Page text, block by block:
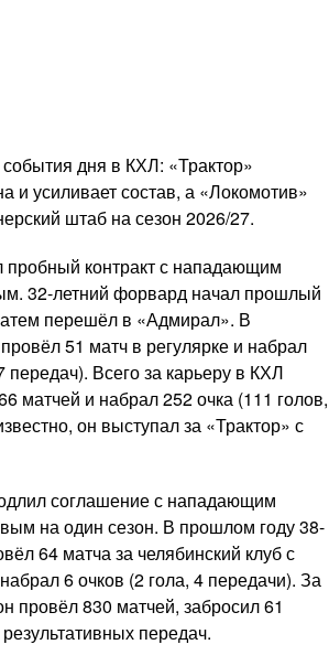
дня в КХЛ: «Трактор»
и усиливает состав, а «Локомотив»
штаб на сезон 2026/27.
пробный контракт с нападающим
32-летний форвард начал прошлый
перешёл в «Адмирал». В
51 матч в регулярке и набрал
передач). Всего за карьеру в КХЛ
матчей и набрал 252 очка (111 голов,
он выступал за «Трактор» с
соглашение с нападающим
на один сезон. В прошлом году 38-
64 матча за челябинский клуб с
6 очков (2 гола, 4 передачи). За
провёл 830 матчей, забросил 61
передач.